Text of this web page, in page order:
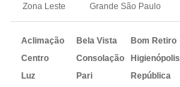
Zona Leste Grande São Paulo
Aclimação Bela Vista Bom Retiro
Centro
Consolação Higienópolis
Luz
Pari República